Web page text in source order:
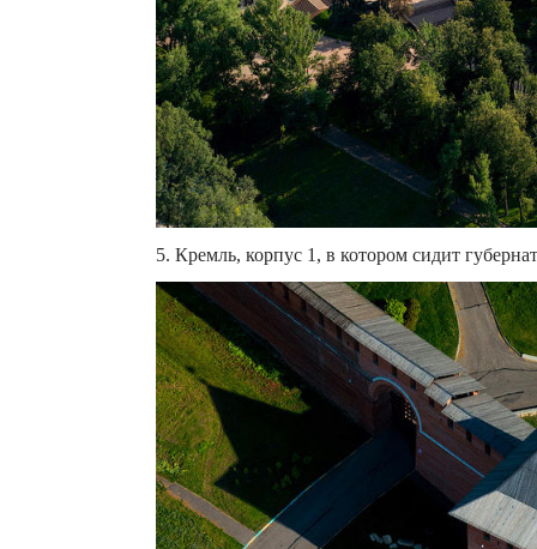
5. Кремль, корпус 1, в котором сидит